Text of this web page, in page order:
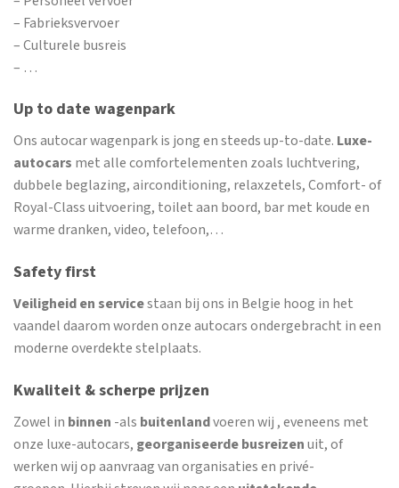
– Fabrieksvervoer
– Culturele busreis
– …
Up to date wagenpark
Ons autocar wagenpark is jong en steeds up-to-date. Luxe-
autocars met alle comfortelementen zoals luchtvering,
dubbele beglazing, airconditioning, relaxzetels, Comfort- of
Royal-Class uitvoering, toilet aan boord, bar met koude en
warme dranken, video, telefoon,…
Safety first
Veiligheid en servicestaan bij ons in Belgie hoog in het
vaandel daarom worden onze autocars ondergebracht in een
moderne overdekte stelplaats.
Kwaliteit & scherpe prijzen
Zowel in binnen -als buitenlandvoeren wij , eveneens met
onze luxe-autocars, georganiseerde busreizenuit, of
werken wij op aanvraag van organisaties en privé-